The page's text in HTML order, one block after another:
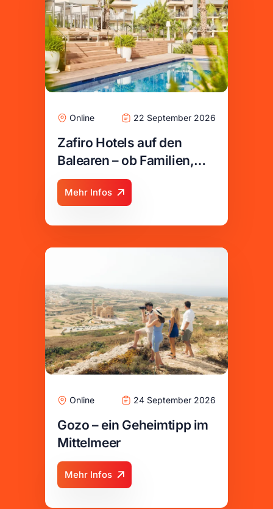
Online 22 September 2026
Zafiro Hotels auf den
Balearen – ob Familien,
Paare oder Alleinreisende
– wir haben das passende
Mehr Infos
Online 24 September 2026
Gozo – ein Geheimtipp im
Mittelmeer
Mehr Infos